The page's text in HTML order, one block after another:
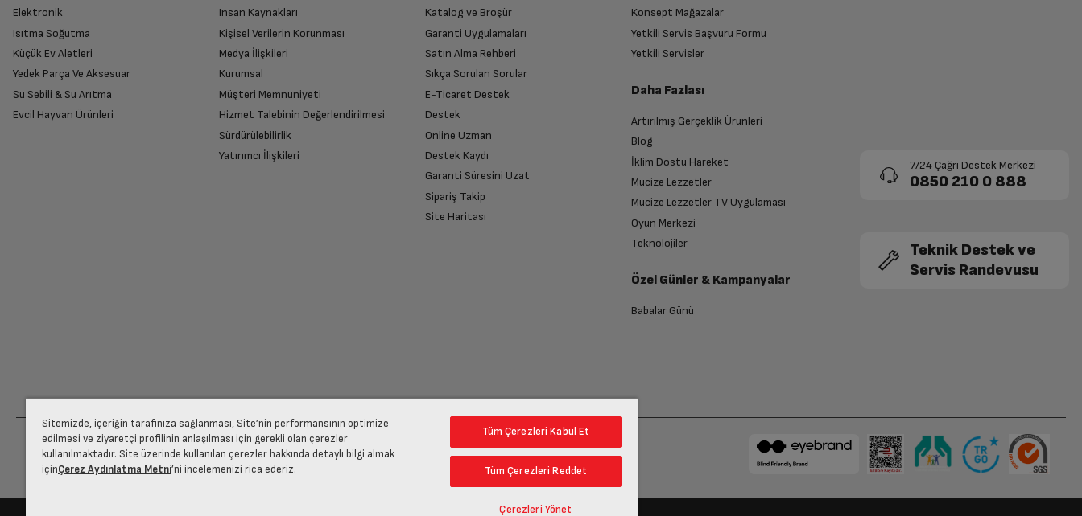
Elektronik
Isıtma Soğutma
Küçük Ev Aletleri
Yedek Parça Ve Aksesuar
Su Sebili & Su Arıtma
Evcil Hayvan Ürünleri
Insan Kaynakları
Kişisel Verilerin Korunması
Medya İlişkileri
Kurumsal
Müşteri Memnuniyeti
Hizmet Talebinin Değerlendirilmesi
Sürdürülebilirlik
Yatırımcı İlişkileri
Katalog ve Broşür
Garanti Uygulamaları
Satın Alma Rehberi
Sıkça Sorulan Sorular
E-Ticaret Destek
Destek
Online Uzman
Destek Kaydı
Garanti Süresini Uzat
Sipariş Takip
Site Haritası
Konsept Mağazalar
Yetkili Servis Başvuru Formu
Yetkili Servisler
Daha Fazlası
Artırılmış Gerçeklik Ürünleri
Blog
İklim Dostu Hareket
Mucize Lezzetler
Mucize Lezzetler TV Uygulaması
Oyun Merkezi
Teknolojiler
Özel Günler & Kampanyalar
Babalar Günü
7/24 Çağrı Destek Merkezi
0850 210 0 888
Teknik Destek ve
Servis Randevusu
Sitemizde, içeriğin tarafınıza sağlanması, Site’nin performansının optimize
edilmesi ve ziyaretçi profilinin anlaşılması için gerekli olan çerezler
kullanılmaktadır. Site üzerinde kullanılan çerezler hakkında detaylı bilgi almak
içinÇerez Aydınlatma Metni’ni incelemenizi rica ederiz.
Tüm Çerezleri Kabul Et
Tüm Çerezleri Reddet
Çerezleri Yönet